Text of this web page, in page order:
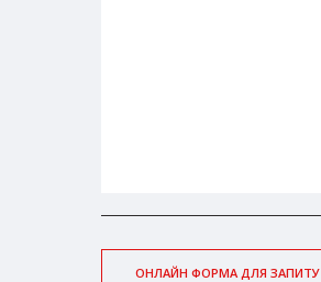
ОНЛАЙН ФОРМА ДЛЯ ЗАПИТУ